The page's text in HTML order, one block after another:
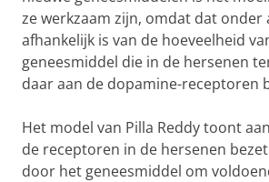
ze werkzaam zijn, omdat dat onder
afhankelijk is van de hoeveelheid
geneesmiddel die in de hersenen
daar aan de dopamine-receptoren
Het model van Pilla Reddy toont
de receptoren in de hersenen
door het geneesmiddel om